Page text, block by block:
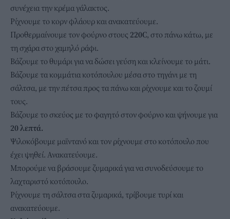
συνέχεια την κρέμα γάλακτος.
Ρίχνουμε το κορν φλάουρ και ανακατεύουμε.
Προθερμαίνουμε τον φούρνο στους 220C, στο πάνω κάτω, με
τη σχάρα στο χαμηλό ράφι.
Βάζουμε το θυμάρι για να δώσει γεύση και κλείνουμε το μάτι.
Βάζουμε τα κομμάτια κοτόπουλου μέσα στο τηγάνι με τη
σάλτσα, με την πέτσα προς τα πάνω και ρίχνουμε και το ζουμί
τους.
Βάζουμε το σκεύος με το φαγητό στον φούρνο και ψήνουμε για
20 λεπτά.
Ψιλοκόβουμε μαϊντανό και τον ρίχνουμε στο κοτόπουλο που
έχει ψηθεί. Ανακατεύουμε.
Μπορούμε να βράσουμε ζυμαρικά για να συνοδεύσουμε το
λαχταριστό κοτόπουλο.
Ρίχνουμε τη σάλτσα στα ζυμαρικά, τρίβουμε τυρί και
ανακατεύουμε.